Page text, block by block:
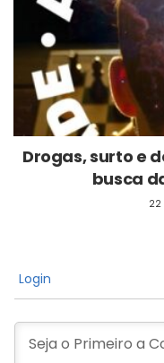
Drogas, surto e
busca
22
Login